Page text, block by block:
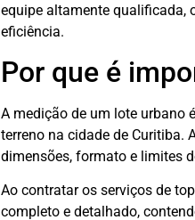
equipe altamente qualificada,
eficiência.
Por que é
A medição de um lote urbano
terreno na cidade de Curitiba.
dimensões, formato e limites
Ao contratar os serviços de
completo e detalhado,